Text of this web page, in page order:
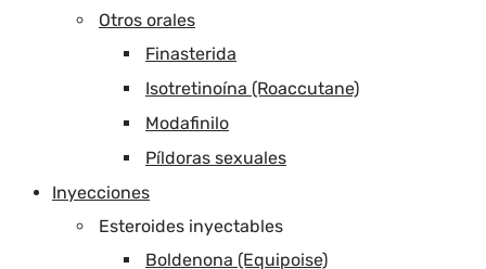
Otros orales
Finasterida
Isotretinoína (Roaccutane)
Modafinilo
Píldoras sexuales
Inyecciones
Esteroides inyectables
Boldenona (Equipoise)